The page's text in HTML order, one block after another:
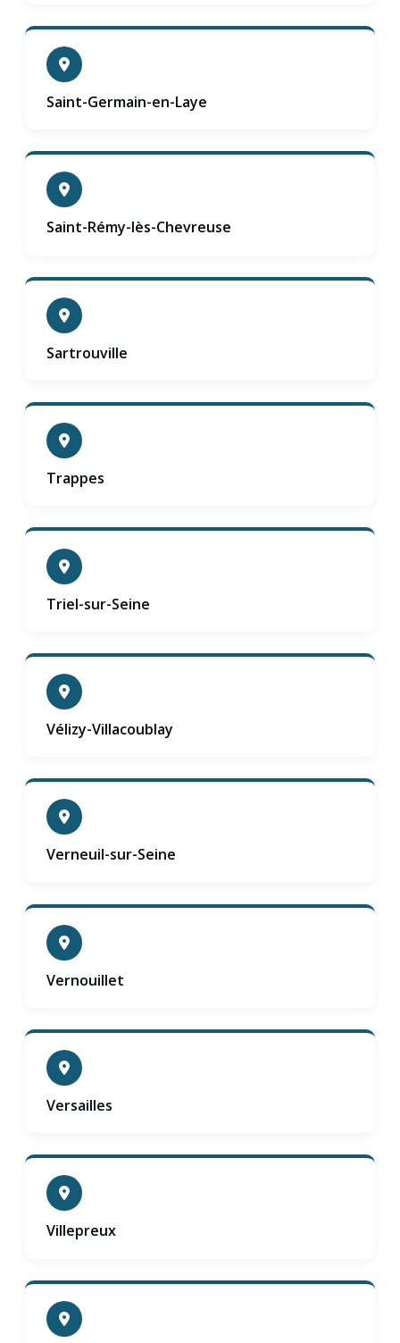
Saint-Germain-en-Laye
Saint-Rémy-lès-Chevreuse
Sartrouville
Trappes
Triel-sur-Seine
Vélizy-Villacoublay
Verneuil-sur-Seine
Vernouillet
Versailles
Villepreux